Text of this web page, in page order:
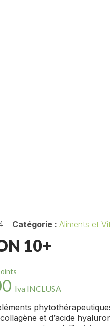
Catégorie : Aliments et
10+
Iva INCLUSA
et d’acide